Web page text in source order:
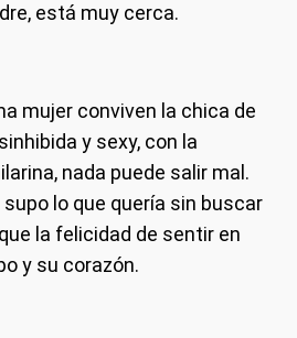
está muy cerca.
mujer conviven la chica de
y sexy, con la
nada puede salir mal.
lo que quería sin buscar
la felicidad de sentir en
y su corazón.